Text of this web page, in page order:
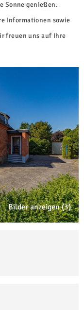
Sonne genießen.
Informationen sowie
freuen uns auf Ihre
Bilder anzeigen (3)